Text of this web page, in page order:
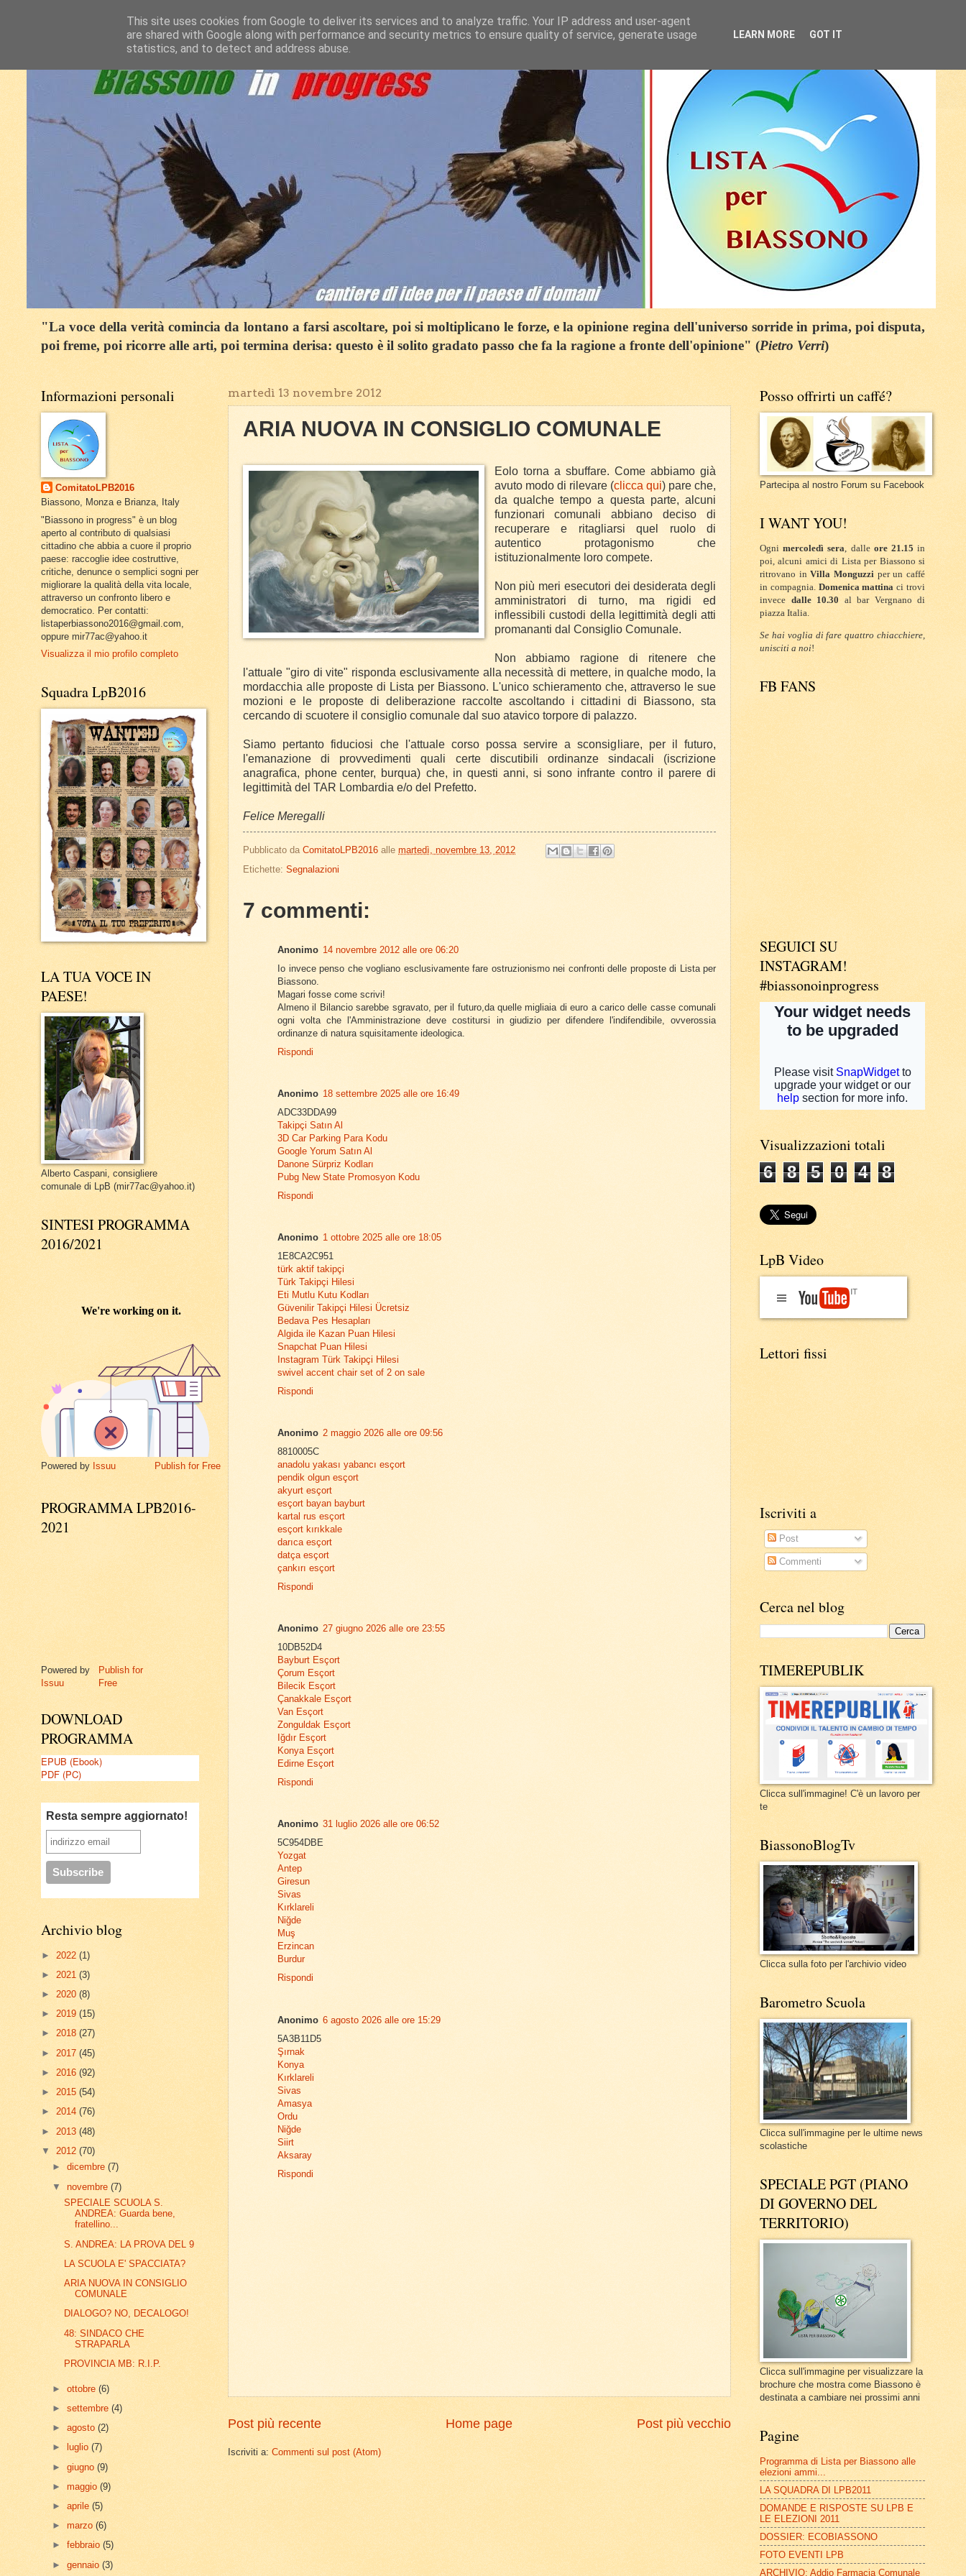
"La voce della verità comincia da lontano a farsi ascoltare, poi si moltiplicano le forze, e la opinione regina dell'universo sorride in prima, poi disputa,
poi freme, poi ricorre alle arti, poi termina derisa: questo è il solito gradato passo che fa la ragione a fronte dell'opinione" (Pietro Verri)
martedì 13 novembre 2012
ARIA NUOVA IN CONSIGLIO COMUNALE
Eolo torna a sbuffare. Come abbiamo già
avuto modo di rilevare (clicca qui) pare che,
da qualche tempo a questa parte, alcuni
funzionari comunali abbiano deciso di
recuperare e ritagliarsi quel ruolo di
autentico protagonismo che
istituzionalmente loro compete.
Non più meri esecutori dei desiderata degli
amministratori di turno, ma rigidi ed
inflessibili custodi della legittimità degli atti
promananti dal Consiglio Comunale.
Non abbiamo ragione di ritenere che
l'attuale "giro di vite" risponda esclusivamente alla necessità di mettere, in qualche modo, la
mordacchia alle proposte di Lista per Biassono. L'unico schieramento che, attraverso le sue
mozioni e le proposte di deliberazione raccolte ascoltando i cittadini di Biassono, sta
cercando di scuotere il consiglio comunale dal suo atavico torpore di palazzo.
Siamo pertanto fiduciosi che l'attuale corso possa servire a sconsigliare, per il futuro,
l'emanazione di provvedimenti quali certe discutibili ordinanze sindacali (iscrizione
anagrafica, phone center, burqua) che, in questi anni, si sono infrante contro il parere di
legittimità del TAR Lombardia e/o del Prefetto.
Felice Meregalli
Pubblicato da ComitatoLPB2016 alle martedì, novembre 13, 2012
Etichette: Segnalazioni
7 commenti:
Anonimo 14 novembre 2012 alle ore 06:20
Io invece penso che vogliano esclusivamente fare ostruzionismo nei confronti delle proposte di Lista per
Biassono.
Magari fosse come scrivi!
Almeno il Bilancio sarebbe sgravato, per il futuro,da quelle migliaia di euro a carico delle casse comunali
ogni volta che l'Amministrazione deve costitursi in giudizio per difendere l'indifendibile, ovverossia
ordinanze di natura squisitamente ideologica.
Rispondi
Anonimo 18 settembre 2025 alle ore 16:49
ADC33DDA99
Takipçi Satın Al
3D Car Parking Para Kodu
Google Yorum Satın Al
Danone Sürpriz Kodları
Pubg New State Promosyon Kodu
Rispondi
Anonimo 1 ottobre 2025 alle ore 18:05
1E8CA2C951
türk aktif takipçi
Türk Takipçi Hilesi
Eti Mutlu Kutu Kodları
Güvenilir Takipçi Hilesi Ücretsiz
Bedava Pes Hesapları
Algida ile Kazan Puan Hilesi
Snapchat Puan Hilesi
Instagram Türk Takipçi Hilesi
swivel accent chair set of 2 on sale
Rispondi
Anonimo 2 maggio 2026 alle ore 09:56
8810005C
anadolu yakası yabancı esçort
pendik olgun esçort
akyurt esçort
esçort bayan bayburt
kartal rus esçort
esçort kırıkkale
darıca esçort
datça esçort
çankırı esçort
Rispondi
Anonimo 27 giugno 2026 alle ore 23:55
10DB52D4
Bayburt Esçort
Çorum Esçort
Bilecik Esçort
Çanakkale Esçort
Van Esçort
Zonguldak Esçort
Iğdır Esçort
Konya Esçort
Edirne Esçort
Rispondi
Anonimo 31 luglio 2026 alle ore 06:52
5C954DBE
Yozgat
Antep
Giresun
Sivas
Kırklareli
Niğde
Muş
Erzincan
Burdur
Rispondi
Anonimo 6 agosto 2026 alle ore 15:29
5A3B11D5
Şırnak
Konya
Kırklareli
Sivas
Amasya
Ordu
Niğde
Siirt
Aksaray
Rispondi
Post più recente Post più vecchio
Home page
Iscriviti a: Commenti sul post (Atom)
Informazioni personali
ComitatoLPB2016
Biassono, Monza e Brianza, Italy
"Biassono in progress" è un blog
aperto al contributo di qualsiasi
cittadino che abbia a cuore il proprio
paese: raccoglie idee costruttive,
critiche, denunce o semplici sogni per
migliorare la qualità della vita locale,
attraverso un confronto libero e
democratico. Per contatti:
listaperbiassono2016@gmail.com,
oppure mir77ac@yahoo.it
Visualizza il mio profilo completo
Squadra LpB2016
LA TUA VOCE IN
PAESE!
Alberto Caspani, consigliere
comunale di LpB (mir77ac@yahoo.it)
SINTESI PROGRAMMA
2016/2021
Powered by Issuu Publish for Free
PROGRAMMA LPB2016-
2021
Powered by
Issuu
Publish for
Free
DOWNLOAD
PROGRAMMA
EPUB (Ebook)
PDF (PC)
Resta sempre aggiornato!
Archivio blog
► 2022 (1)
► 2021 (3)
► 2020 (8)
► 2019 (15)
► 2018 (27)
► 2017 (45)
► 2016 (92)
► 2015 (54)
► 2014 (76)
► 2013 (48)
▼ 2012 (70)
►dicembre(7)
▼novembre(7)
SPECIALE SCUOLA S.
ANDREA: Guarda bene,
fratellino...
S. ANDREA: LA PROVA DEL 9
LA SCUOLA E' SPACCIATA?
ARIA NUOVA IN CONSIGLIO
COMUNALE
DIALOGO? NO, DECALOGO!
48: SINDACO CHE
STRAPARLA
PROVINCIA MB: R.I.P.
►ottobre(6)
►settembre(4)
►agosto(2)
►
luglio(7)
►giugno(9)
►maggio(9)
►aprile(5)
►marzo(6)
►febbraio(5)
►gennaio(3)
Posso offrirti un caffé?
Partecipa al nostro Forum su Facebook
I WANT YOU!
Ognimercoledì sera , dalle ore 21.15 in
poi, alcuni amici di Lista per Biassono si
ritrovano inVilla Monguzzi per un caffé
in compagnia. Domenica mattina ci trovi
invece dalle 10.30 al bar Vergnano di
piazza Italia.
Se hai voglia di fare quattro chiacchiere,
unisciti a noi!
FB FANS
SEGUICI SU
INSTAGRAM!
#biassonoinprogress
Visualizzazioni totali
6
8 5 0 4 8
LpB Video
Lettori fissi
Iscriviti a
Post
Commenti
Cerca nel blog
TIMEREPUBLIK
Clicca sull'immagine! C'è un lavoro per
te
BiassonoBlogTv
Clicca sulla foto per l'archivio video
Barometro Scuola
Clicca sull'immagine per le ultime news
scolastiche
SPECIALE PGT (PIANO
DI GOVERNO DEL
TERRITORIO)
Clicca sull'immagine per visualizzare la
brochure che mostra come Biassono è
destinata a cambiare nei prossimi anni
Pagine
Programma di Lista per Biassono alle
elezioni ammi...
LA SQUADRA DI LPB2011
DOMANDE E RISPOSTE SU LPB E
LE ELEZIONI 2011
DOSSIER: ECOBIASSONO
FOTO EVENTI LPB
ARCHIVIO: Addio Farmacia Comunale
This site uses cookies from Google to deliver its services and to analyze traffic. Your IP address and user-agent
are shared with Google along with performance and security metrics to ensure quality of service, generate usage
statistics, and to detect and address abuse.
LEARN MORE GOT IT